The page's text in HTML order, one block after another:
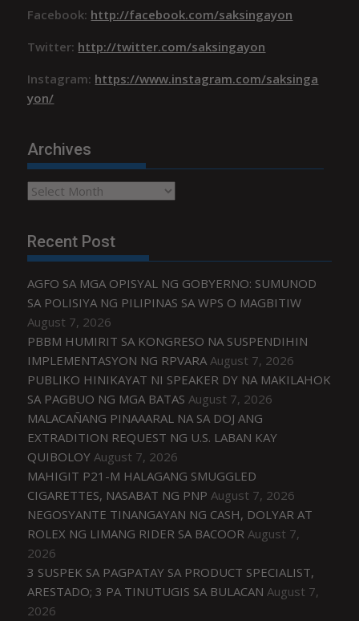
Facebook: http://facebook.com/saksingayon
Twitter: http://twitter.com/saksingayon
Instagram: https://www.instagram.com/saksinga
yon/
Archives
Archives
Recent Post
AGFO SA MGA OPISYAL NG GOBYERNO: SUMUNOD
SA POLISIYA NG PILIPINAS SA WPS O MAGBITIW
August 7, 2026
PBBM HUMIRIT SA KONGRESO NA SUSPENDIHIN
IMPLEMENTASYON NG RPVARA August 7, 2026
PUBLIKO HINIKAYAT NI SPEAKER DY NA MAKILAHOK
SA PAGBUO NG MGA BATAS August 7, 2026
MALACAÑANG PINAAARAL NA SA DOJ ANG
EXTRADITION REQUEST NG U.S. LABAN KAY
QUIBOLOY August 7, 2026
MAHIGIT P21-M HALAGANG SMUGGLED
CIGARETTES, NASABAT NG PNP August 7, 2026
NEGOSYANTE TINANGAYAN NG CASH, DOLYAR AT
ROLEX NG LIMANG RIDER SA BACOOR August 7,
2026
3 SUSPEK SA PAGPATAY SA PRODUCT SPECIALIST,
ARESTADO; 3 PA TINUTUGIS SA BULACAN August 7,
2026